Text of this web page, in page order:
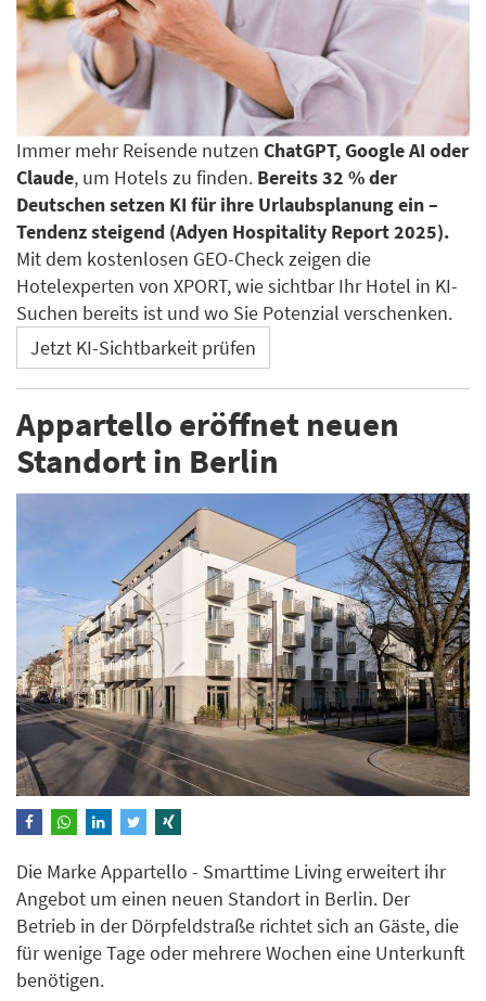
Immer mehr Reisende nutzen ChatGPT, Google AI oder
Claude, um Hotels zu finden. Bereits 32 % der
Deutschen setzen KI für ihre Urlaubsplanung ein –
Tendenz steigend (Adyen Hospitality Report 2025).
Mit dem kostenlosen GEO-Check zeigen die
Hotelexperten von XPORT, wie sichtbar Ihr Hotel in KI-
Suchen bereits ist und wo Sie Potenzial verschenken.
Jetzt KI-Sichtbarkeit prüfen
Appartello eröffnet neuen
Standort in Berlin
Die Marke Appartello - Smarttime Living erweitert ihr
Angebot um einen neuen Standort in Berlin. Der
Betrieb in der Dörpfeldstraße richtet sich an Gäste, die
für wenige Tage oder mehrere Wochen eine Unterkunft
benötigen.